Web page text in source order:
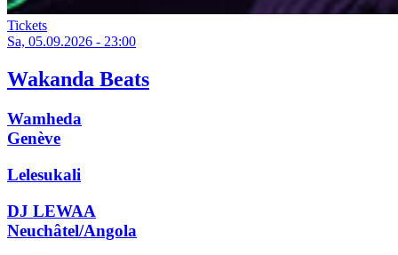
Tickets
Sa, 05.09.2026 - 23:00
Wakanda Beats
Wamheda
Genève
Lelesukali
DJ LEWAA
Neuchâtel/Angola